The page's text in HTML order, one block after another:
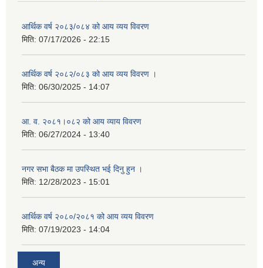
आर्थिक वर्ष २०८३/०८४ को आय व्यय विवरण
मिति: 07/17/2026 - 22:15
आर्थिक वर्ष २०८२/०८३ को आय व्यय विवरण ।
मिति: 06/30/2025 - 14:07
आ. व. २०८१।०८२ को आय व्याय विवरण
मिति: 06/27/2024 - 13:40
नगर सभा बैठक मा उपस्थित भई दिनु हुन ।
मिति: 12/28/2023 - 15:01
आर्थिक वर्ष २०८०/२०८१ को आय व्यय विवरण
मिति: 07/19/2023 - 14:04
अन्य